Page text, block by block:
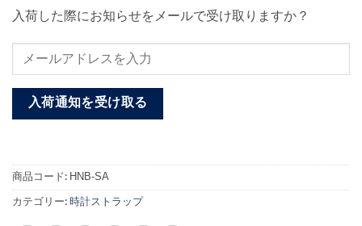
入荷した際にお知らせをメールで受け取りますか？
入荷通知を受け取る
商品コード:HNB-SA
カテゴリー:時計ストラップ